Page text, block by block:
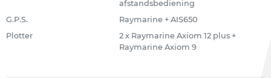
afstandsbediening
G.P.S.
Raymarine + AIS650
Plotter
2 x Raymarine Axiom 12 plus +
Raymarine Axiom 9